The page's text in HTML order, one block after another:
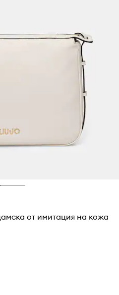
от имитация на кожа